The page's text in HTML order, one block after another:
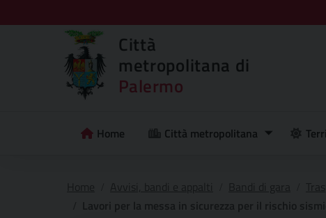
Città
metropolitana di
Palermo
Home Città metropolitana